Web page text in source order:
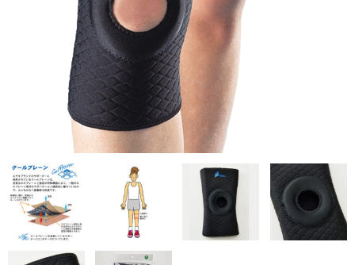
テーブルパーツ
プロユース
サポーター
骨格模型・チャート
テーピング
ゲル・衛生用品
書籍・DVD
測定器具